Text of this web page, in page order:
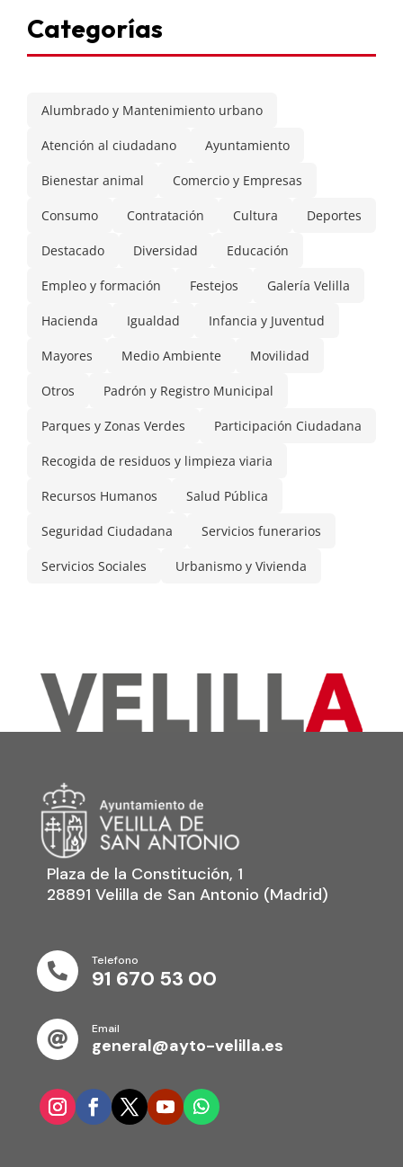
Categorías
Alumbrado y Mantenimiento urbano
Atención al ciudadano Ayuntamiento
Bienestar animal Comercio y Empresas
Consumo Contratación Cultura Deportes
Destacado Diversidad Educación
Empleo y formación Festejos Galería Velilla
Hacienda Igualdad Infancia y Juventud
Mayores Medio Ambiente Movilidad
Otros Padrón y Registro Municipal
Parques y Zonas Verdes Participación Ciudadana
Recogida de residuos y limpieza viaria
Recursos Humanos Salud Pública
Seguridad Ciudadana Servicios funerarios
Servicios Sociales Urbanismo y Vivienda
Plaza de la Constitución, 1
28891 Velilla de San Antonio (Madrid)

Telefono
91 670 53 00

Email
general@ayto-velilla.es